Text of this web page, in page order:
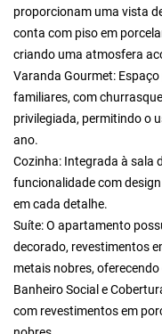
proporcionam uma vista
conta com piso em
criando uma atmosfera
Varanda Gourmet:
familiares, com
privilegiada, permitindo o
ano.
Cozinha: Integrada à sala
funcionalidade com
em cada detalhe.
Suíte: O apartamento
decorado, revestimentos
metais nobres,
Banheiro Social e
com revestimentos em